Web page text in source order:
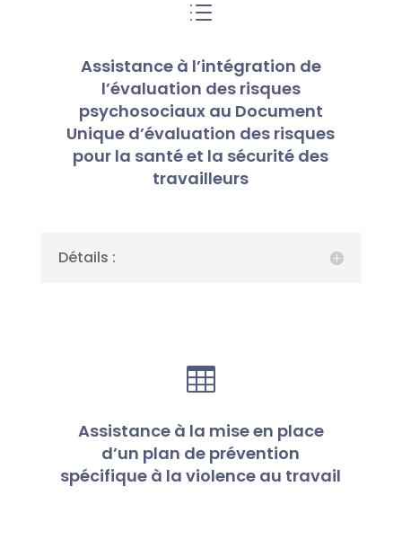
d
Assistance à l’intégration de
l’évaluation des risques
psychosociaux au Document
Unique d’évaluation des risques
pour la santé et la sécurité des
travailleurs
Détails :

Assistance à la mise en place
d’un plan de prévention
spécifique à la violence au travail